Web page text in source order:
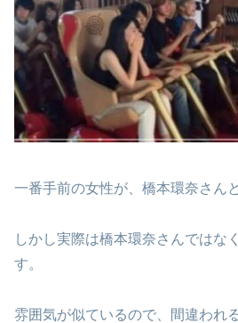
一番手前の女性が、橋本環奈さん
しかし実際は橋本環奈さんではな
す。
雰囲気が似ているので、間違われ